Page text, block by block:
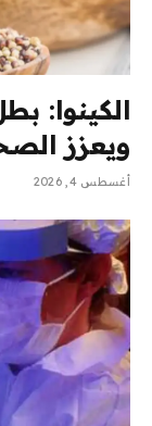
الكينوا:
ويعزز
أغسطس 4, 2026